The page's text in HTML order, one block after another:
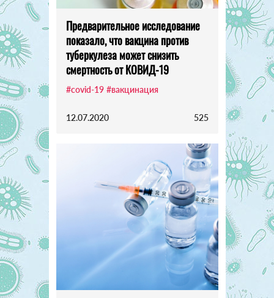
Предварительное исследование
показало, что вакцина против
туберкулеза может снизить
смертность от КОВИД-19
#covid-19 #вакцинация
12.07.2020 525